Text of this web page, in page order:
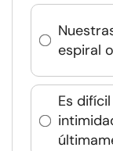
espiral
Es